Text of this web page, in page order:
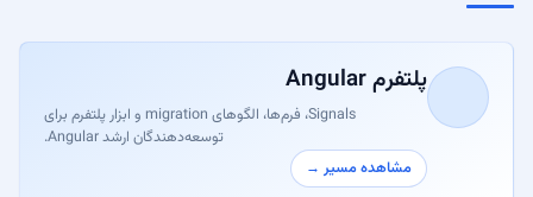
پلتفرم Angular
Signals، فرم‌ها، الگوهای migration و ابزار پلتفرم برای
توسعه‌دهندگان ارشد Angular.
مشاهده مسیر →